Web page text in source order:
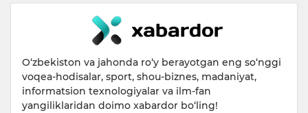
O‘zbekiston va jahonda ro‘y berayotgan eng so‘nggi
voqea-hodisalar, sport, shou-biznes, madaniyat,
informatsion texnologiyalar va ilm-fan
yangiliklaridan doimo xabardor bo‘ling!